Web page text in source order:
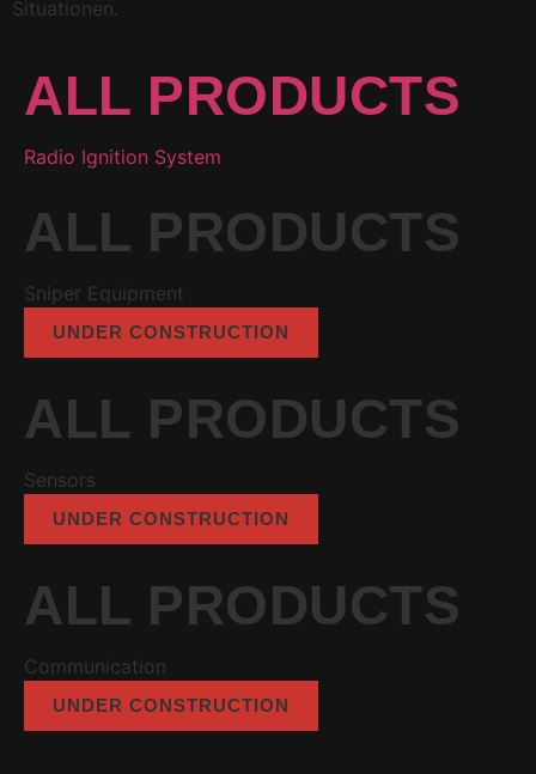
Situationen.
ALL PRODUCTS
Radio Ignition System
ALL PRODUCTS
Sniper Equipment
UNDER CONSTRUCTION
ALL PRODUCTS
Sensors
UNDER CONSTRUCTION
ALL PRODUCTS
Communication
UNDER CONSTRUCTION